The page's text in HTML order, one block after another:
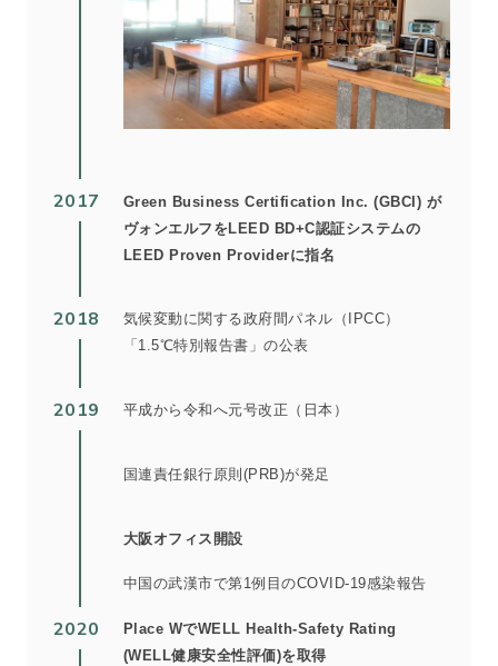
2017
Green Business Certification Inc. (GBCI) が
ヴォンエルフをLEED BD+C認証システムの
LEED Proven Providerに指名
気候変動に関する政府間パネル（IPCC）
「1.5℃特別報告書」の公表
2018
平成から令和へ元号改正（日本）
2019
国連責任銀行原則(PRB)が発足
中国の武漢市で第1例目のCOVID-19感染報告
大阪オフィス開設
2020
Place WでWELL Health-Safety Rating
(WELL健康安全性評価)を取得